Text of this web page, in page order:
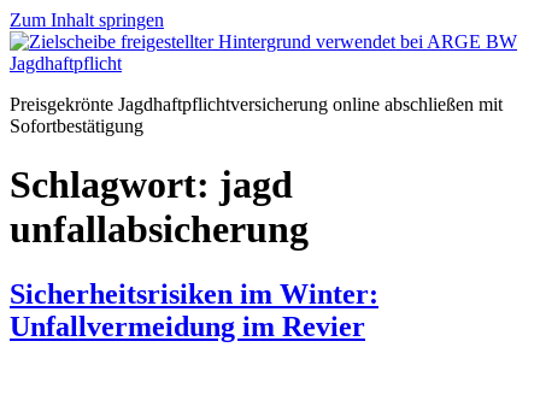
Zum Inhalt springen
Preisgekrönte Jagdhaftpflichtversicherung online abschließen mit
Sofortbestätigung
Schlagwort: jagd
unfallabsicherung
Sicherheitsrisiken im Winter:
Unfallvermeidung im Revier